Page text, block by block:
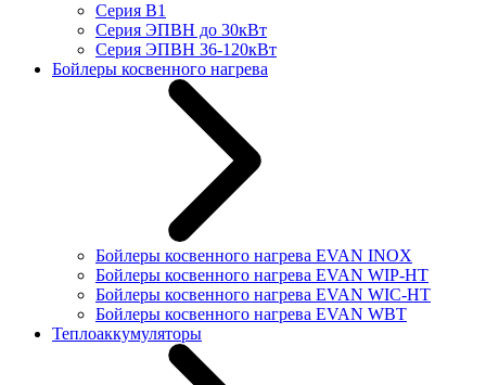
Серия В1
Серия ЭПВН до 30кВт
Серия ЭПВН 36-120кВт
Бойлеры косвенного нагрева
Бойлеры косвенного нагрева EVAN INOX
Бойлеры косвенного нагрева EVAN WIP-HT
Бойлеры косвенного нагрева EVAN WIC-HT
Бойлеры косвенного нагрева EVAN WBT
Теплоаккумуляторы